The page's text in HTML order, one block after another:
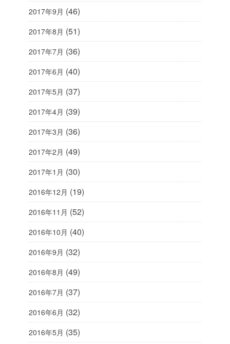
2017年9月 (46)
2017年8月 (51)
2017年7月 (36)
2017年6月 (40)
2017年5月 (37)
2017年4月 (39)
2017年3月 (36)
2017年2月 (49)
2017年1月 (30)
2016年12月 (19)
2016年11月 (52)
2016年10月 (40)
2016年9月 (32)
2016年8月 (49)
2016年7月 (37)
2016年6月 (32)
2016年5月 (35)